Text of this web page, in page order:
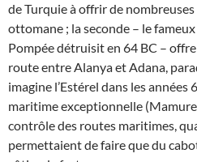
de Turquie à offrir de nombreuses
ottomane ; la seconde – le
Pompée détruisit en 64 BC –
route entre Alanya et Adana,
imagine l’Estérel dans les
maritime exceptionnelle
contrôle des routes maritimes,
permettaient de faire que du